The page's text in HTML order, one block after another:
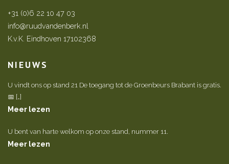
+31 (0)6 22 10 47 03
info@ruudvandenberk.nl
K.v.K. Eindhoven 17102368
NIEUWS
U vindt ons op stand 21 De toegang tot de Groenbeurs Brabant is gratis.
📅 […]
Meer lezen
U bent van harte welkom op onze stand, nummer 11.
Meer lezen